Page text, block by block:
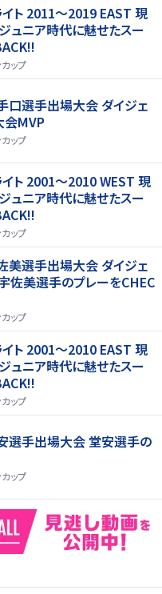
イト 2011〜2019 EAST 現
ュニア時代に魅せたスー
ップ
口選手出場大会 ダイジェ
会MVP
ップ
イト 2001〜2010 WEST 現
ュニア時代に魅せたスー
ップ
美選手出場大会 ダイジェ
佐美選手のプレーをCHEC
ップ
イト 2001〜2010 EAST 現
ュニア時代に魅せたスー
ップ
選手出場大会 堂安選手の
ップ